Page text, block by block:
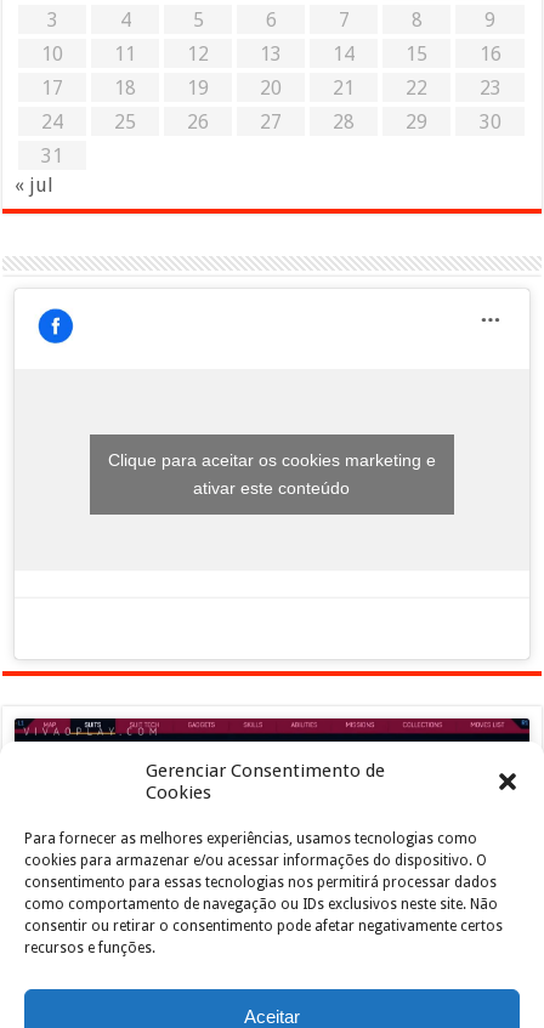
Gerenciar Consentimento de
Cookies
Para fornecer as melhores experiências, usamos tecnologias como
cookies para armazenar e/ou acessar informações do dispositivo. O
consentimento para essas tecnologias nos permitirá processar dados
como comportamento de navegação ou IDs exclusivos neste site. Não
consentir ou retirar o consentimento pode afetar negativamente certos
recursos e funções.
Aceitar
3
4 5 6 7 8
9
10
11 12 13 14 15
16
17
18 19 20 21 22
23
24
25 26 27 28 29
30
31
« jul
Clique para aceitar os cookies marketing e
ativar este conteúdo
Clique para aceitar os cookies marketing e
ativar este conteúdo